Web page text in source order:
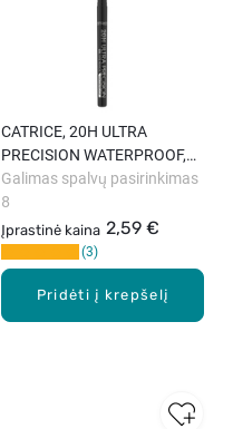
Pridėti į krepšelį
CATRICE, 20H ULTRA
PRECISION WATERPROOF,
gelinis akių pieštukas, 28 g.
Įprastinė kaina 2,59 €
Galimas spalvų pasirinkimas
8
3